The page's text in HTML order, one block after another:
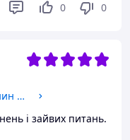
0 0
Royal Canin Urinary Care (Роял Канин Уринари) сухой корм для кошек для здоровья мочевыводящих путей, 400 гр
і зайвих питань.